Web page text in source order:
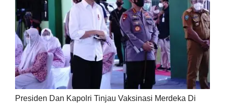
Presiden Dan Kapolri Tinjau Vaksinasi Merdeka Di